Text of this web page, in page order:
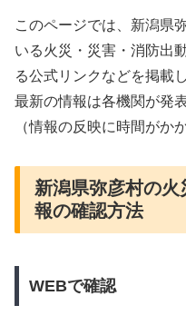
このページでは、新潟県
いる火災・災害・消防出
る公式リンクなどを掲載
最新の情報は各機関が発
（情報の反映に時間がか
新潟県弥彦村の
報の確認方法
WEBで確認